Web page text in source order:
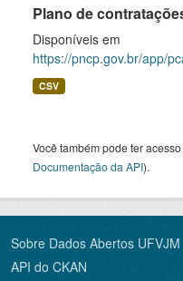
Plano de
Disponíveis em
https://pncp.gov.br/app/
CSV
Você também pode ter
Documentação da API).
Sobre Dados Abertos UFVJM
API do CKAN